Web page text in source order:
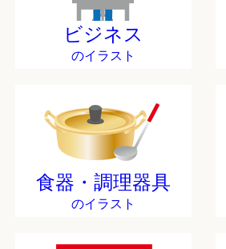
ビジネス
のイラスト
食器・調理器具
のイラスト